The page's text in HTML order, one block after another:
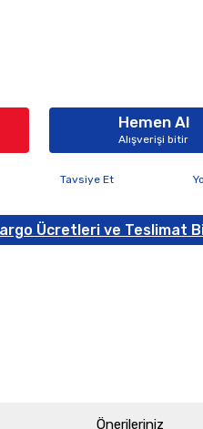
Hemen Al
Alışverişi bitir
Tavsiye Et
Ücretleri ve Teslimat
Önerileriniz